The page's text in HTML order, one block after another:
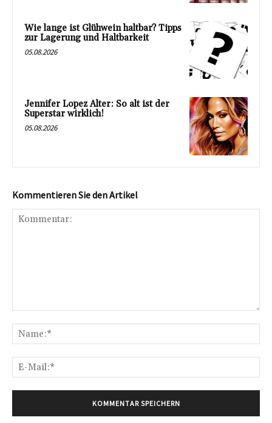
Wie lange ist Glühwein haltbar? Tipps
zur Lagerung und Haltbarkeit
05.08.2026
Jennifer Lopez Alter: So alt ist der
Superstar wirklich!
05.08.2026
Kommentieren Sie den Artikel